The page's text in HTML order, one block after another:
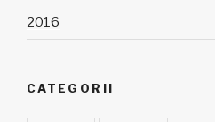
2016
CATEGORII